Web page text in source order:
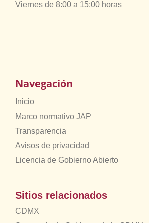
Viernes de 8:00 a 15:00 horas
Navegación
Inicio
Marco normativo JAP
Transparencia
Avisos de privacidad
Licencia de Gobierno Abierto
Sitios relacionados
CDMX